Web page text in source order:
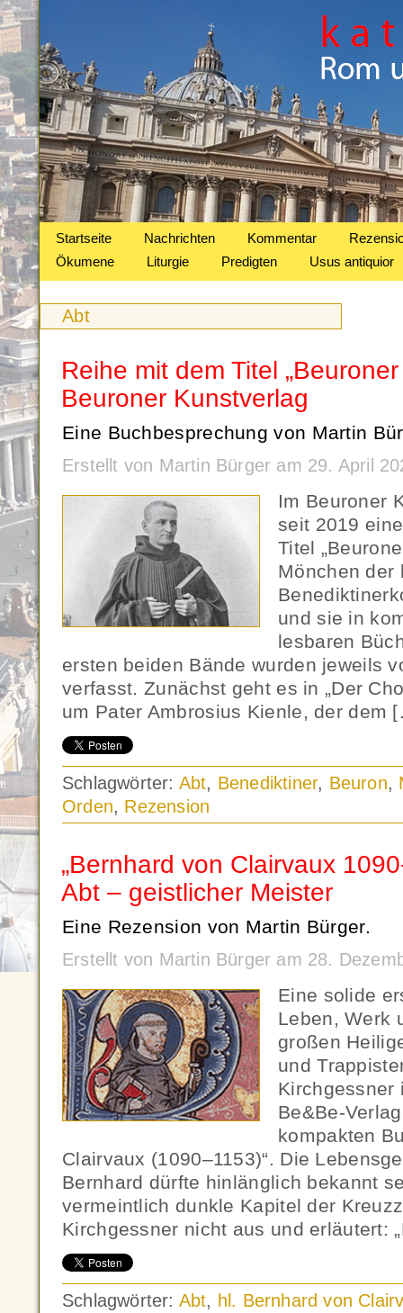
Startseite Nachrichten Kommentar
Ökumene
Liturgie Predigten Usus antiquior
Abt
Reihe mit dem Titel
Beuroner Kunstverlag
Eine Buchbesprechung von Martin
Erstellt von Martin Bürger am 29. April
Im Beuroner
seit 2019
Titel
Mönchen der
und sie in
lesbaren
ersten beiden Bände wurden jeweils
verfasst. Zunächst geht es in „Der
um Pater Ambrosius Kienle, der dem
Schlagwörter: Abt, Benediktiner, Beuron,
Orden, Rezension
„Bernhard von Clairvaux
Abt – geistlicher Meister
Eine Rezension von Martin Bürger.
Erstellt von Martin Bürger am 28.
Eine solide
Leben, Werk
großen
und
Kirchgessner
Be&Be-
kompakten
Clairvaux (1090–1153)“. Die
Bernhard dürfte hinlänglich bekannt
vermeintlich dunkle Kapitel der
Kirchgessner nicht aus und erläutert:
Schlagwörter: Abt, hl. Bernhard von